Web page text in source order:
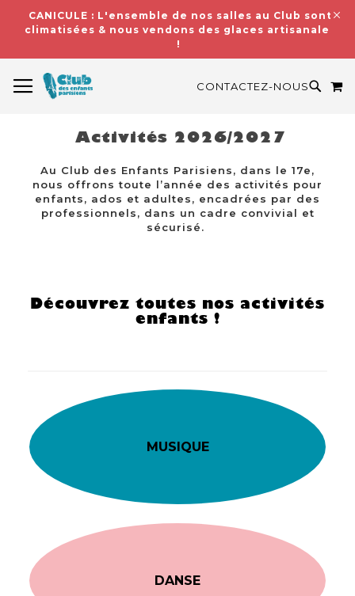
CANICULE : L'ensemble de nos salles au Club sont
climatisées & nous vendons des glaces artisanales
!
CONTACTEZ-NOUS
Activités 2026/2027
Au Club des Enfants Parisiens, dans le 17e,
nous offrons toute l’année des activités pour
enfants, ados et adultes, encadrées par des
professionnels, dans un cadre convivial et
sécurisé.
Découvrez toutes nos activités
enfants !
MUSIQUE
DANSE